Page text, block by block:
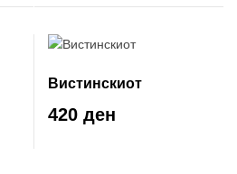
Вистинскиот
420 ден